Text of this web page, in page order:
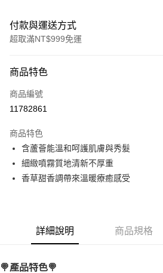
付款與運送方式
超取滿NT$999免運
信用卡一次付款
超商取貨付款
Apple Pay
街口支付
ATM付款
運送方式
商品特色
商品編號
11782861
商品特色
含蘆薈能溫和呵護肌膚與秀髮
細緻噴霧質地清新不厚重
香草甜香調帶來溫暖療癒感受
詳細說明 商品規格
🍭產品特色🍭